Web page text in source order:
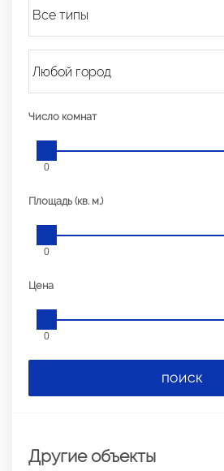
Число комнат
0
Площадь (кв. м.)
0
Цена
0
ПОИСК
Другие объекты